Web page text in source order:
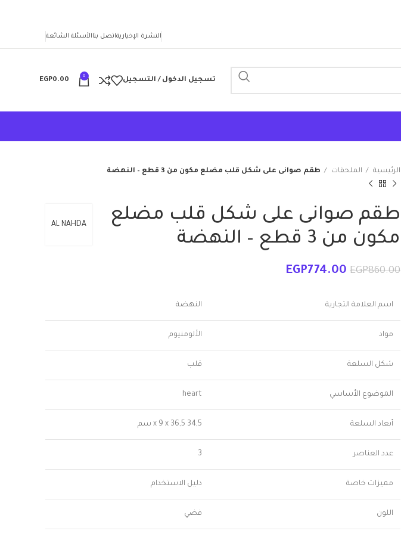
النشرة الإخباريةاتصل بناالأسئلة الشائعة
تسجيل الدخول / التسجيل
0
EGP0.00
الرئيسية الملحقات طقم صوانى على شكل قلب مضلع مكون من 3 قطع – النهضة
AL NAHDA
طقم صوانى على شكل قلب مضلع
مكون من 3 قطع – النهضة
EGP860.00
EGP774.00
اسم العلامة التجارية النهضة
مواد الألومنيوم
شكل السلعة قلب
الموضوع الأساسي heart
أبعاد السلعة 34,5 x 9 x 36,5 سم
عدد العناصر 3
مميزات خاصة دليل الاستخدام
اللون فضي